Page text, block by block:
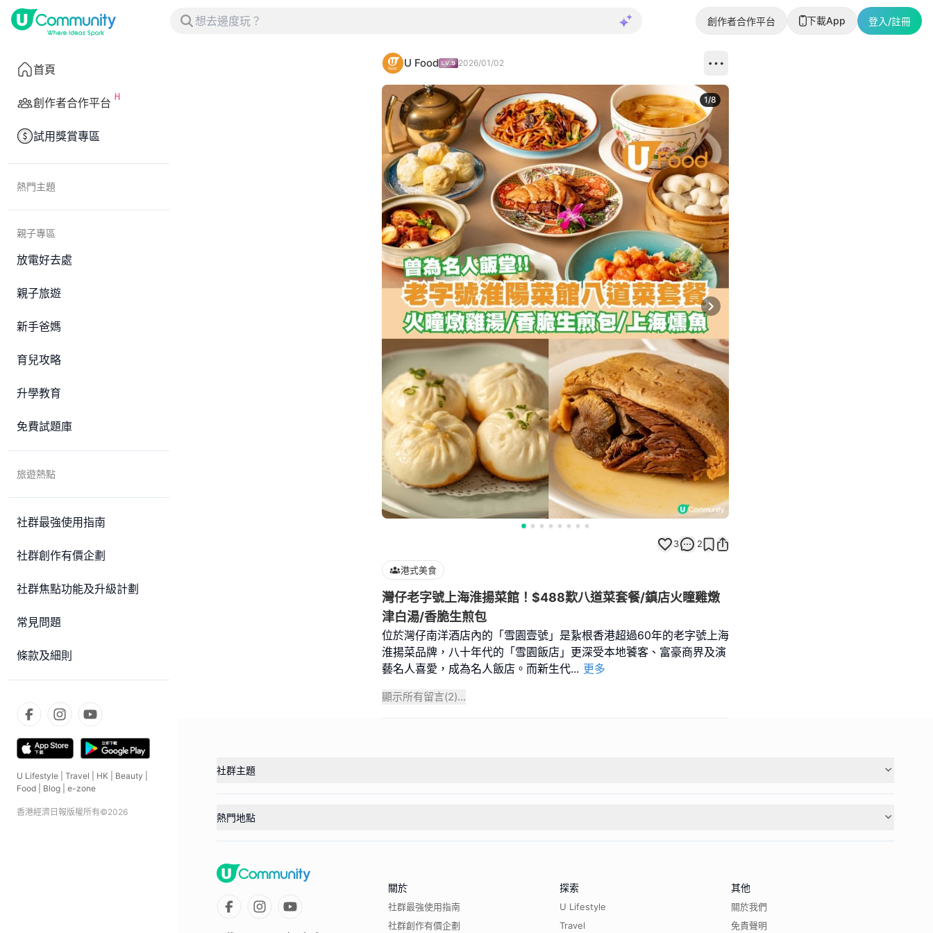
創作者合作平台 下載App 登入/註冊
首頁
創作者合作平台
試用獎賞專區
熱門主題
親子專區
放電好去處
親子旅遊
新手爸媽
育兒攻略
升學教育
免費試題庫
旅遊熱點
社群最強使用指南
社群創作有價企劃
社群焦點功能及升級計劃
常見問題
條款及細則
U Lifestyle Travel HK Beauty
Food
Blog e-zone
香港經濟日報版權所有©2026
U Food 2026/01/02
Next slide
1/8
3 2
港式美食
灣仔老字號上海淮揚菜館！$488歎八道菜套餐/鎮店火瞳雞燉
津白湯/香脆生煎包
位於灣仔南洋酒店內的「雪園壹號」是紥根香港超過60年的老字號上海
淮揚菜品牌，八十年代的「雪園飯店」更深受本地饕客、富豪商界及演
藝名人喜愛，成為名人飯店。而新生代... 更多
顯示所有留言(2)...
社群主題
熱門地點
關於
社群最強使用指南
社群創作有價企劃
探索
U Lifestyle
Travel
其他
關於我們
免責聲明